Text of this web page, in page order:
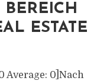
ESTATE
Average: 0]Nach